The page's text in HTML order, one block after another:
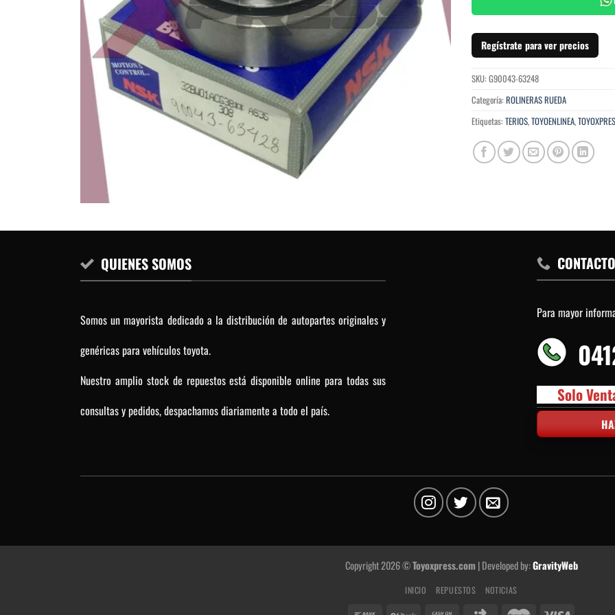
Regístrate para ver precios
SKU: G90043-63248
Categoría: ROLINERAS RUEDA
Etiquetas: TERIOS,TOYOENLINEA,
QUIENES SOMOS
Somos un mayorista dedicado a la distribución de autopartes originales y
genéricas para vehículos toyota.
Nuestro amplio stock de repuestos está disponible online para todas sus
consultas y pedidos, despachamos diariamente a todo el país.
CONTACTO
Para mayor
Solo
Copyright 2026 ©Toyoxpress.com | Developed by:GravityWeb
INICIO REPUESTOS NOTICIAS